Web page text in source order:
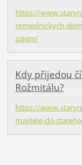
https://
remeslnickych-
zajem/
Kdy přijedou
Rožmitálu?
https://
majitele-do-